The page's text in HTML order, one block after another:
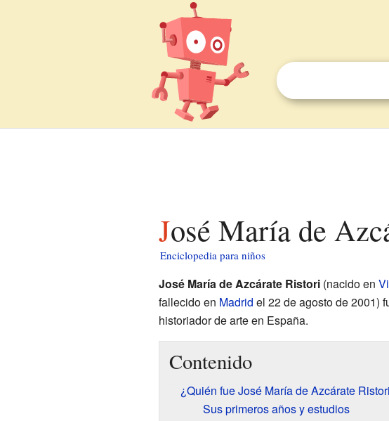
José María de
Enciclopedia para niños
José María de Azcárate Ristori(nacido en
fallecido en Madrid el 22 de agosto de 2001)
historiador de arte en España.
Contenido
¿Quién fue José María de Azcárate
Sus primeros años y estudios